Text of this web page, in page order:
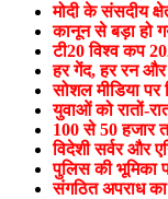
मोदी के संसदीय
कानून से बड़ा हो
टी20 विश्व कप
हर गेंद, हर रन और
सोशल मीडिया
युवाओं को रातों-
100 से 50 हजार
विदेशी सर्वर और
पुलिस की भूमिका
संगठित अपराध